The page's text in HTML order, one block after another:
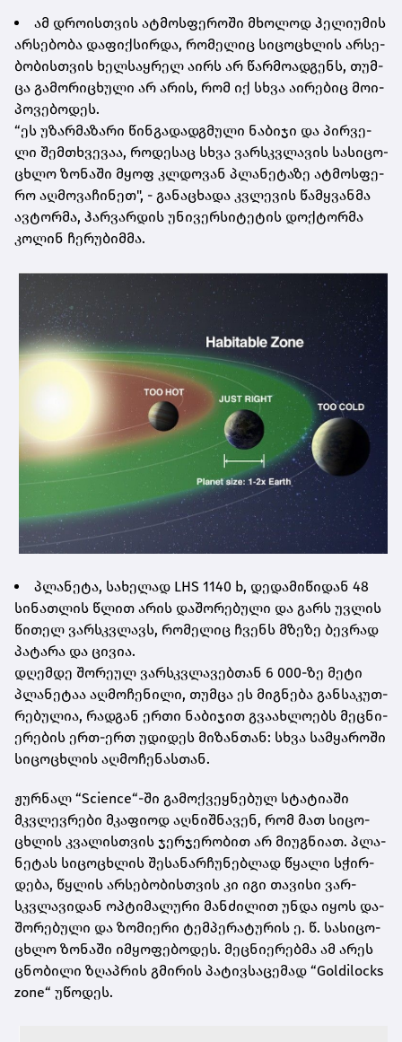
ამ დრო­ის­თვის ატ­მოს­ფე­რო­ში მხო­ლოდ ჰე­ლი­უ­მის
არ­სე­ბო­ბა და­ფიქ­სირ­და, რო­მე­ლიც სი­ცო­ცხლის არ­სე­
ბო­ბის­თვის ხელ­საყ­რელ აირს არ წარ­მო­ად­გენს, თუმ­
ცა გა­მო­რი­ცხუ­ლი არ არის, რომ იქ სხვა აი­რე­ბიც მო­ი­
პო­ვე­ბო­დეს.
“ეს უზარ­მა­ზა­რი წინ­გა­დად­გმუ­ლი ნა­ბი­ჯი და პირ­ვე­
ლი შემ­თხვე­ვაა, რო­დე­საც სხვა ვარ­სკვლა­ვის სა­სი­ცო­
ცხლო ზო­ნა­ში მყოფ კლდო­ვან პლა­ნე­ტა­ზე ატ­მოს­ფე­
რო აღ­მო­ვა­ჩი­ნეთ", - გა­ნა­ცხა­და კვლე­ვის წამ­ყვან­მა
ავ­ტორ­მა, ჰარ­ვარ­დის უნი­ვერ­სი­ტე­ტის დოქ­ტორ­მა
კო­ლინ ჩე­რუ­ბიმ­მა.
პლა­ნე­ტა, სა­ხე­ლად LHS 1140 b, დე­და­მი­წი­დან 48
სი­ნათ­ლის წლით არის და­შო­რე­ბუ­ლი და გარს უვ­ლის
წი­თელ ვარ­სკვლავს, რო­მე­ლიც ჩვენს მზე­ზე ბევ­რად
პა­ტა­რა და ცი­ვია.
დღემ­დე შო­რე­ულ ვარ­სკვლა­ვებ­თან 6 000-ზე მეტი
პლა­ნე­ტაა აღ­მო­ჩე­ნი­ლი, თუმ­ცა ეს მიგ­ნე­ბა გან­სა­კუთ­
რე­ბუ­ლია, რად­გან ერთი ნა­ბი­ჯით გვა­ახ­ლო­ებს მეც­ნი­
ე­რე­ბის ერთ-ერთ უდი­დეს მი­ზან­თან: სხვა სამ­ყა­რო­ში
სი­ცო­ცხლის აღ­მო­ჩე­ნას­თან.
ჟურ­ნალ “Science“-ში გა­მოქ­ვეყ­ნე­ბულ სტა­ტი­ა­ში
მკვლევ­რე­ბი მკა­ფი­ოდ აღ­ნიშ­ნა­ვენ, რომ მათ სი­ცო­
ცხლის კვა­ლის­თვის ჯერ­ჯე­რო­ბით არ მი­უგ­ნი­ათ. პლა­
ნე­ტას სი­ცო­ცხლის შე­სა­ნარ­ჩუ­ნებ­ლად წყა­ლი სჭირ­
დე­ბა, წყლის არ­სე­ბო­ბის­თვის კი იგი თა­ვი­სი ვარ­
სკვლა­ვი­დან ოპ­ტი­მა­ლუ­რი მან­ძი­ლით უნდა იყოს და­
შო­რე­ბუ­ლი და ზო­მი­ე­რი ტემ­პე­რა­ტუ­რის ე. წ. სა­სი­ცო­
ცხლო ზო­ნა­ში იმ­ყო­ფე­ბო­დეს. მეც­ნი­ე­რებ­მა ამ არეს
ცნო­ბი­ლი ზღაპ­რის გმი­რის პა­ტივ­სა­ცე­მად “Goldilocks
zone“ უწო­დეს.